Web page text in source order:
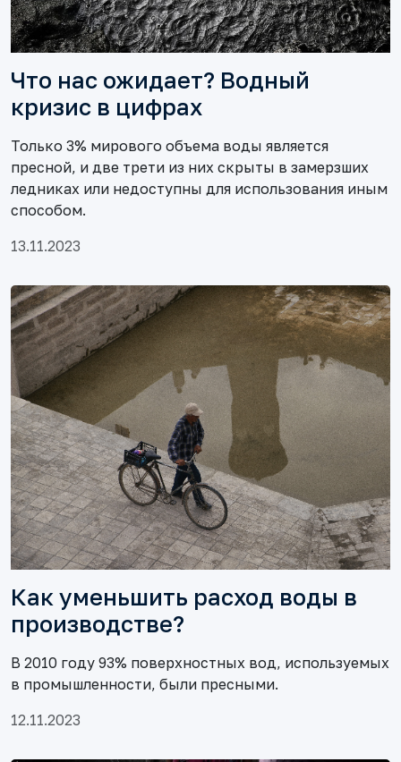
Что нас ожидает? Водный
кризис в цифрах
Только 3% мирового объема воды является
пресной, и две трети из них скрыты в замерзших
ледниках или недоступны для использования иным
способом.
13.11.2023
Как уменьшить расход воды в
производстве?
В 2010 году 93% поверхностных вод, используемых
в промышленности, были пресными.
12.11.2023